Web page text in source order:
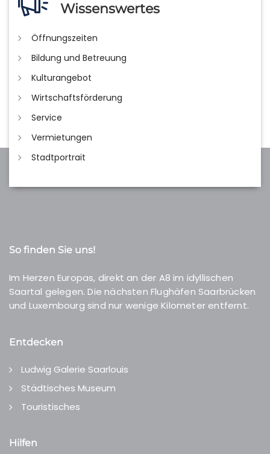
Wissenswertes
Öffnungszeiten
Bildung und Betreuung
Kulturangebot
Wirtschaftsförderung
Service
Vermietungen
Stadtportrait
So finden Sie uns!
Im Herzen Europas, direkt an der A8 im idyllischen
Saartal gelegen. Die nächsten Flughäfen Saarbrücken
und Luxembourg sind nur wenige Kilometer entfernt.
Entdecken
Ludwig Galerie Saarlouis
Städtisches Museum
Touristisches
Hilfen